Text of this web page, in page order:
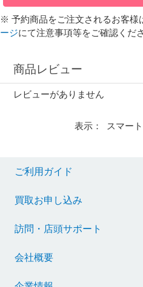
※ 予約商品をご注文されるお客様
ージにて注意事項等をご確認くださ
商品レビュー
レビューがありません
表示： スマート
ご利用ガイド
買取お申し込み
訪問・店頭サポート
会社概要